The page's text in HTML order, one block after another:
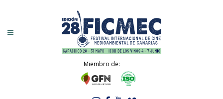
Miembro de: